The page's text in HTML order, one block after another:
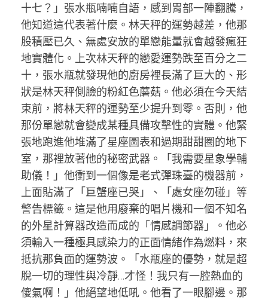
十七？」張水瓶喃喃自語，感到胃部一陣翻騰，
他知道這代表著什麼。林天秤的運勢越差，他那
股積壓已久、無處安放的單戀能量就會越發瘋狂
地實體化。上次林天秤的戀愛運勢跌至百分之二
十，張水瓶就發現他的廚房裡長滿了巨大的、形
狀是林天秤側臉的粉紅色蘑菇。他必須在今天結
束前，將林天秤的運勢至少提升到零。否則，他
那份單戀就會變成某種具備攻擊性的實體。他緊
張地跑進他堆滿了星座圖表和過期甜甜圈的地下
室，那裡放著他的秘密武器。「我需要星象學輔
助儀！」他衝到一個像是老式彈珠臺的機器前，
上面貼滿了「巨蟹座已哭」、「處女座勿碰」等
警告標籤。這是他用廢棄的唱片機和一個不知名
的外星計算器改造而成的「情感調節器」。他必
須輸入一種極具感染力的正面情緒作為燃料，來
抵抗那負面的運勢波。「水瓶座的優勢，就是超
脫一切的理性與冷靜…才怪！我只有一腔熱血的
傻氣啊！」他絕望地低吼。他看了一眼腳邊。那